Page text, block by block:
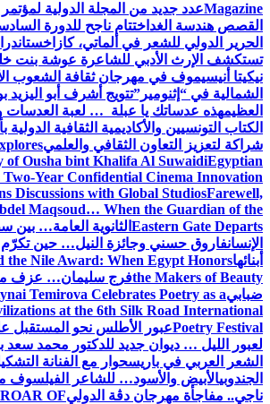
Magazineعدد جديد من المجلة الدولية
القصص هندسة الغد اختتام ناجح للدورة
الحرير الدولي للشعر في ألماتي، كازاخستان
تستكشف الإرث الأدبي للشاعرة عوشة بنت
نيكيتا أنيسيموف في مهرجان ثقافة الشعوب
الشمالية في “إثنومير”تتويج أشرف أبو
العظيمهذه عدساتك يا عبلة … لعبة العدسات
الكتاب التونسيين والأكاديمية الثقافية الدولية
شراكة لتعزيز التعاون الثقافي والعلمي
of Ousha bint Khalifa Al SuwaidiEgyptian
Year Confidential Cinema Innovation
Discussions with Global StudiosFarewell,
Maqsoud… When the Guardian of the
Eastern Gate Departs الثانوية العامة…
الإنسانفاروق حسني وجائزة النيل… حين تكرّم
أبنائهاthe Nile Award: When Egypt Honors
the Makers of Beautyفرج سليمان… عزف
ضبابيTemirova Celebrates Poetry as a
at the 6th Silk Road International
Poetry Festivalعبور الأطلس نحو المستقبل
لعبور الليل … ديوان جديد للدكتور محمد
الشعر العربي في باريسحوار مع الفنانة
الجندوبيالأبيض والأسود… للشاعر الفيلسوف
ناجي.. مفاجأة مهرجان دڨة الدوليOF